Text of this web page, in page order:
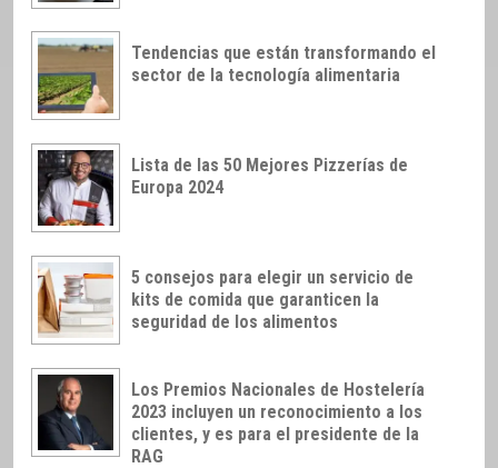
Tendencias que están transformando el
sector de la tecnología alimentaria
Lista de las 50 Mejores Pizzerías de
Europa 2024
5 consejos para elegir un servicio de
kits de comida que garanticen la
seguridad de los alimentos
Los Premios Nacionales de Hostelería
2023 incluyen un reconocimiento a los
clientes, y es para el presidente de la
RAG